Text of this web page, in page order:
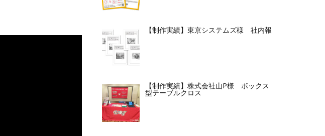
【制作実績】東京システムズ様 社内報
【制作実績】株式会社山P様 ボックス
型テーブルクロス